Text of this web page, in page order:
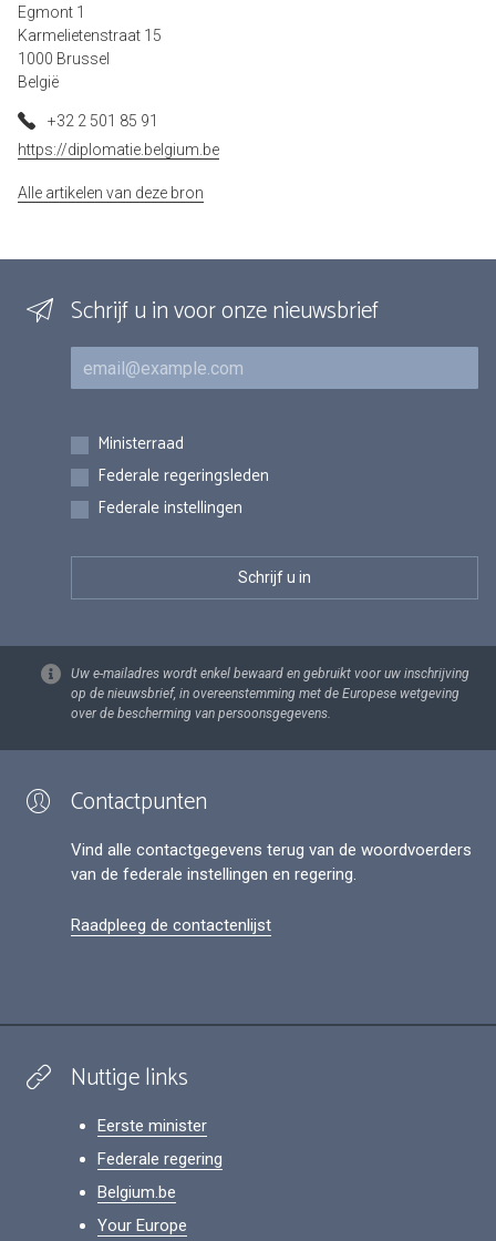
Egmont 1
Karmelietenstraat 15
1000 Brussel
België
+32 2 501 85 91
https://diplomatie.belgium.be
Alle artikelen van deze bron
Schrijf u in voor onze nieuwsbrief
E-mail
Inschrijvingen
Ministerraad
Federale regeringsleden
Federale instellingen
Uw e-mailadres wordt enkel bewaard en gebruikt voor uw inschrijving
op de nieuwsbrief, in overeenstemming met de Europese wetgeving
over de bescherming van persoonsgegevens.
Contactpunten
Vind alle contactgegevens terug van de woordvoerders
van de federale instellingen en regering.
Raadpleeg de contactenlijst
Nuttige links
Eerste minister
Federale regering
Belgium.be
Your Europe